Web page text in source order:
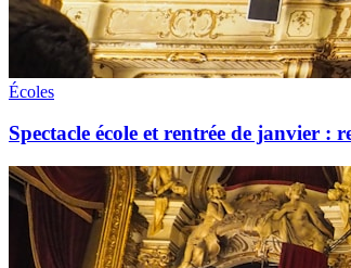
Écoles
Spectacle école et rentrée de janvier :